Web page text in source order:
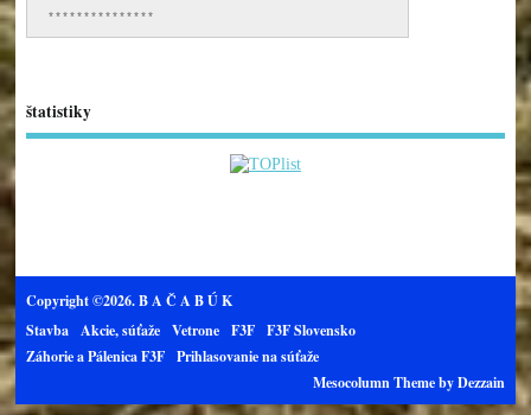
***************
štatistiky
Copyright ©2026. B A Č A B Ú K
Stavba Akcie, súťaže Vetrone F3F F3F Slovensko
Záhorie a Pálenica F3F Prihlasovanie na súťaže
Mesocolumn Theme by Dezzain